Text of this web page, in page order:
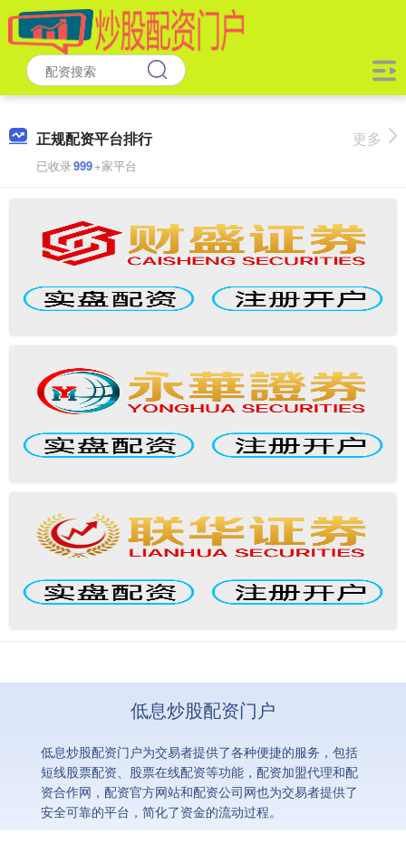
正规配资平台排行
已收录999+家平台
更多
低息炒股配资门户
低息炒股配资门户为交易者提供了各种便捷的服务，包括
短线股票配资、股票在线配资等功能，配资加盟代理和配
资合作网，配资官方网站和配资公司网也为交易者提供了
安全可靠的平台，简化了资金的流动过程。